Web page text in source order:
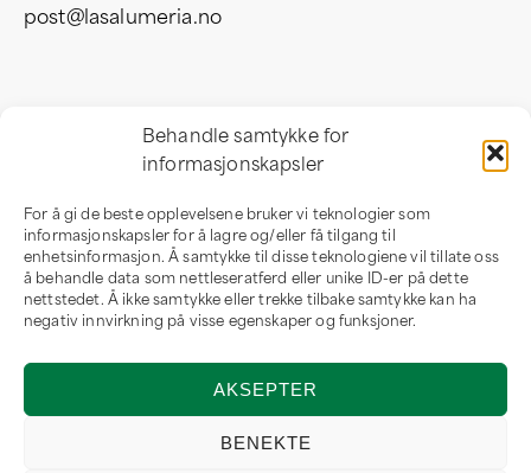
Behandle samtykke for
informasjonskapsler
For å gi de beste opplevelsene bruker vi teknologier som
informasjonskapsler for å lagre og/eller få tilgang til
enhetsinformasjon. Å samtykke til disse teknologiene vil tillate oss
å behandle data som nettleseratferd eller unike ID-er på dette
nettstedet. Å ikke samtykke eller trekke tilbake samtykke kan ha
negativ innvirkning på visse egenskaper og funksjoner.
AKSEPTER
BENEKTE
post@lasalumeria.no
Besøksadresse
Professor Birkelandsvei 32 b
1081 Oslo
Norge
Forhandler